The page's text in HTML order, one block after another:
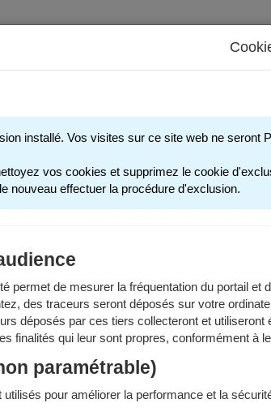
- Accueils périscolaires - Restauration
Vous possédez un compte
Si vous avez au moins un enfant
dernières années,
Si vous ou vos enfants avez
Votre code famille se trouve sur les
En cas d'oubli, vous pouvez demander
installé. Vos visites sur ce site web ne seront
vos cookies et supprimez le cookie
nouveau effectuer la procédure d'exclusion.
permet de mesurer la fréquentation du portail et
des traceurs seront déposés sur votre
déposés par ces tiers collecteront et utiliseront
finalités qui leur sont propres, conformément à
paramétrable)
pour améliorer la performance et la